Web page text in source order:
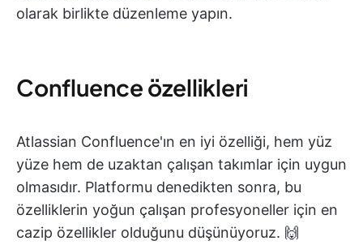
olarak birlikte düzenleme yapın.
Confluence özellikleri
Atlassian Confluence'ın en iyi özelliği, hem yüz
yüze hem de uzaktan çalışan takımlar için uygun
olmasıdır. Platformu denedikten sonra, bu
özelliklerin yoğun çalışan profesyoneller için en
cazip özellikler olduğunu düşünüyoruz. 🙌